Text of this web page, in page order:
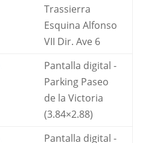
Trassierra
Esquina Alfonso
VII Dir. Ave 6
Pantalla digital -
Parking Paseo
de la Victoria
(3.84×2.88)
Pantalla digital -